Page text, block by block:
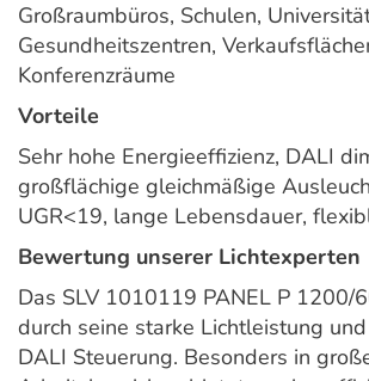
Großraumbüros, Schulen,
Gesundheitszentren,
Konferenzräume
Vorteile
Sehr hohe Energieeffizienz, DALI
großflächige gleichmäßige
UGR<19, lange Lebensdauer,
Bewertung unserer Lichtexperten
Das SLV 1010119 PANEL P 1200/
durch seine starke Lichtleistung
DALI Steuerung. Besonders in